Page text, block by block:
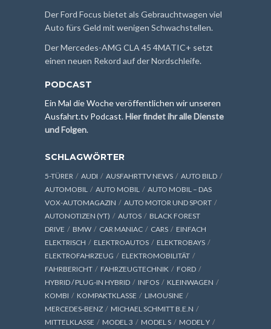
Der Ford Focus bietet als Gebrauchtwagen viel
Auto fürs Geld mit wenigen Schwachstellen.
Der Mercedes-AMG CLA 45 4MATIC+ setzt
einen neuen Rekord auf der Nordschleife.
PODCAST
Ein Mal die Woche veröffentlichen wir unseren
Ausfahrt.tv Podcast.Hier findet ihr alle Dienste
und Folgen.
SCHLAGWÖRTER
5-TÜRER AUDI AUSFAHRTTV NEWS
AUTO BILD
AUTOMOBIL
AUTO MOBIL
AUTO MOBIL – DAS
VOX-AUTOMAGAZIN
AUTO MOTOR UND SPORT
AUTONOTIZEN (YT)
AUTOS
BLACK FOREST
DRIVE
BMW CAR MANIAC CARS
EINFACH
ELEKTRISCH
ELEKTROAUTOS
ELEKTROBAYS
ELEKTROFAHRZEUG
ELEKTROMOBILITÄT
FAHRBERICHT
FAHRZEUGTECHNIK
FORD
HYBRID / PLUG-IN HYBRID
INFOS
KLEINWAGEN
KOMBI
KOMPAKTKLASSE
LIMOUSINE
MERCEDES-BENZ
MICHAEL SCHMITT B.E.N
MITTELKLASSE
MODEL 3 MODEL S
MODEL Y